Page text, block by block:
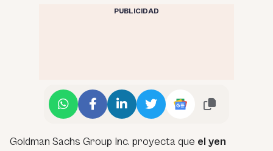
PUBLICIDAD
Goldman Sachs Group Inc. proyecta que el yen